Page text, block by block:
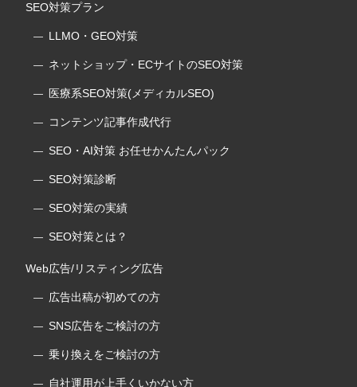
SEO対策プラン
LLMO・GEO対策
ネットショップ・ECサイトのSEO対策
医療系SEO対策(メディカルSEO)
コンテンツ記事作成代行
SEO・AI対策 お任せかんたんパック
SEO対策診断
SEO対策の実績
SEO対策とは？
Web広告/リスティング広告
広告出稿が初めての方
SNS広告をご検討の方
乗り換えをご検討の方
自社運用が上手くいかない方